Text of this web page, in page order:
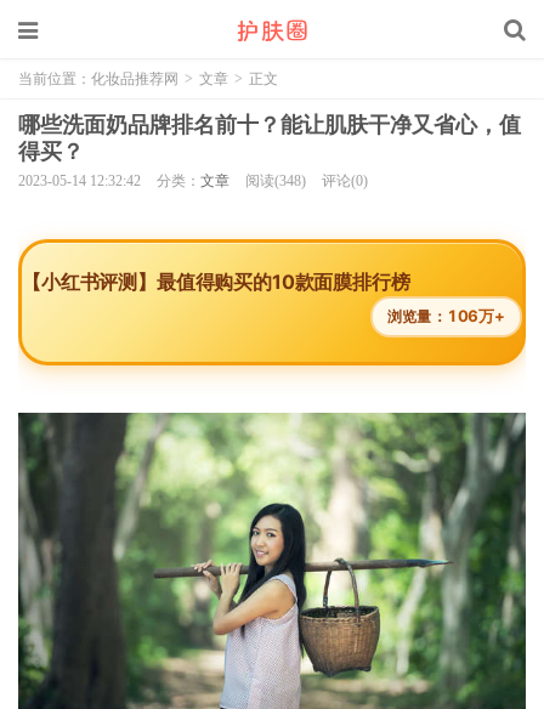
当前位置： 化妆品推荐网 > 文章 > 正文
哪些洗面奶品牌排名前十？能让肌肤干净又省心，值
得买？
2023-05-14 12:32:42 分类： 文章 阅读(348) 评论(0)
【小红书评测】最值得购买的10款面膜排行榜
浏览量： 106万+